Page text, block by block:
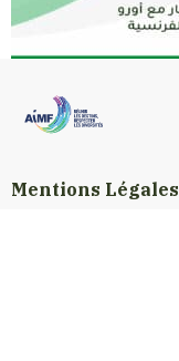
Mentions Légales